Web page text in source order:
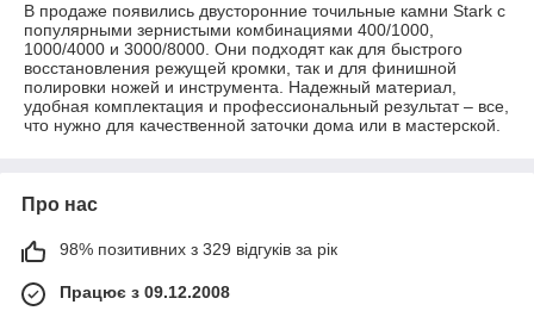
В продаже появились двусторонние точильные камни Stark с
популярными зернистыми комбинациями 400/1000,
1000/4000 и 3000/8000. Они подходят как для быстрого
восстановления режущей кромки, так и для финишной
полировки ножей и инструмента. Надежный материал,
удобная комплектация и профессиональный результат – все,
что нужно для качественной заточки дома или в мастерской.
Про нас
98% позитивних з 329 відгуків за рік
Працює з 09.12.2008